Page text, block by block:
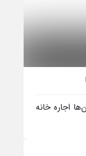
اجاره خانه